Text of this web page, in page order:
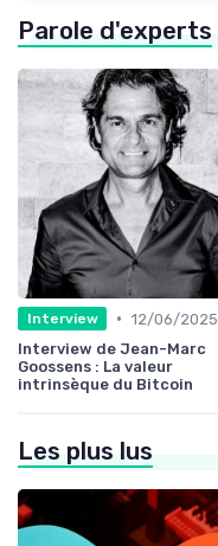
Parole d'experts
Interview • 12/06/2025
Interview de Jean-Marc
Goossens : La valeur
intrinsèque du Bitcoin
Les plus lus